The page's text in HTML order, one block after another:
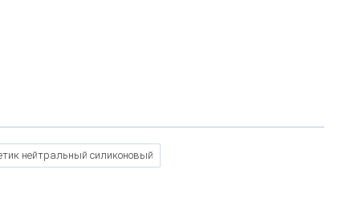
нейтральный силиконовый